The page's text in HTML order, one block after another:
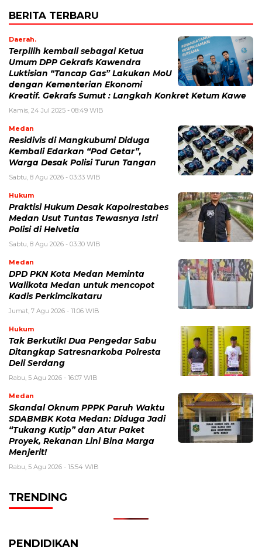
BERITA TERBARU
Daerah.
Terpilih kembali sebagai Ketua
Umum DPP Gekrafs Kawendra
Luktisian “Tancap Gas” Lakukan MoU
dengan Kementerian Ekonomi
Kreatif. Gekrafs Sumut : Langkah Konkret Ketum Kawe
Kamis, 24 Jul 2025 - 08:49 WIB
Medan
Residivis di Mangkubumi Diduga
Kembali Edarkan “Pod Getar”,
Warga Desak Polisi Turun Tangan
Sabtu, 8 Agu 2026 - 03:33 WIB
Hukum
Praktisi Hukum Desak Kapolrestabes
Medan Usut Tuntas Tewasnya Istri
Polisi di Helvetia
Sabtu, 8 Agu 2026 - 03:30 WIB
Medan
DPD PKN Kota Medan Meminta
Walikota Medan untuk mencopot
Kadis Perkimcikataru
Jumat, 7 Agu 2026 - 11:06 WIB
Hukum
Tak Berkutik! Dua Pengedar Sabu
Ditangkap Satresnarkoba Polresta
Deli Serdang
Rabu, 5 Agu 2026 - 16:07 WIB
Medan
Skandal Oknum PPPK Paruh Waktu
SDABMBK Kota Medan: Diduga Jadi
“Tukang Kutip” dan Atur Paket
Proyek, Rekanan Lini Bina Marga
Menjerit!
Rabu, 5 Agu 2026 - 15:54 WIB
TRENDING
PENDIDIKAN